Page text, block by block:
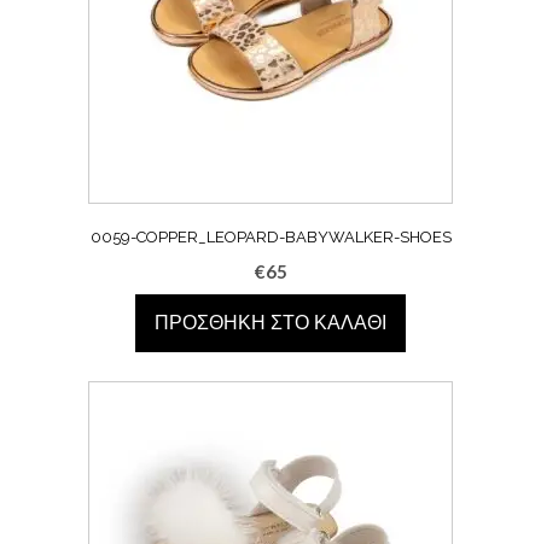
0059-COPPER_LEOPARD-BABYWALKER-SHOES
€65
ΠΡΟΣΘΉΚΗ ΣΤΟ ΚΑΛΆΘΙ